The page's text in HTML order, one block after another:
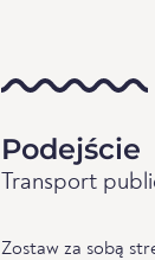
Podejście
Transport
Zostaw za sobą